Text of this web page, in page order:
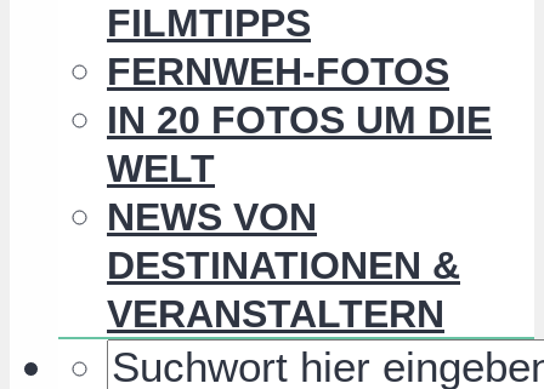
FILMTIPPS
FERNWEH-FOTOS
IN 20 FOTOS UM DIE
WELT
NEWS VON
DESTINATIONEN &
VERANSTALTERN